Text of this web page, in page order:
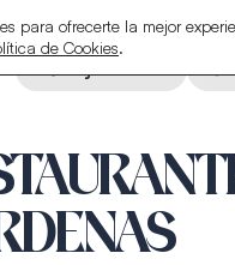
para ofrecerte la mejor
de Cookies.